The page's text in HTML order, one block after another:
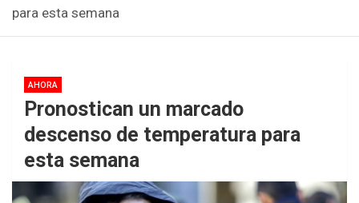
para esta semana
AHORA
Pronostican un marcado
descenso de temperatura para
esta semana